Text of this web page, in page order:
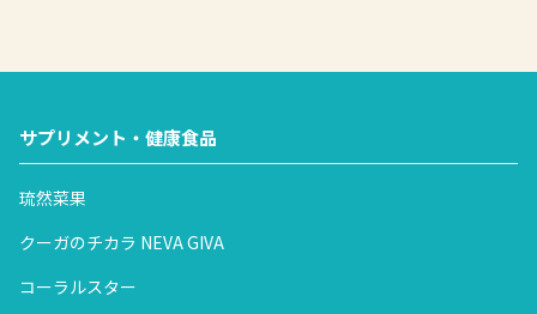
げます。ただし、夏季休業期間中は休業明けからの対応とな
※尚、代表電話はAI電話対応となっております。ご注文お問
る場合がございますので、何卒ご了承をお願い申し上げま
す。
り指定日の変更等が出来ますので、ご利用をお願いいたしま
す。
ください。
※定期お届け製品については、ご指定通りのお届けをさせて
いただきます。
問い合わせメールフォームか下記お電話までお願いいたしま
サプリメント・健康食品
琉然菜果
クーガのチカラ NEVA GIVA
コーラルスター